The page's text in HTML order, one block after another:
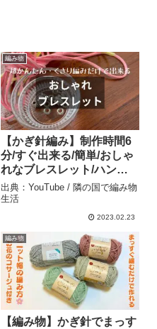
編み物
【かぎ針編み】制作時間6
分/すぐ出来る/簡単/おしゃ
れなブレスレット/ハンド
メイド – 隣の国で編み物生
活
出典：YouTube / 隣の国で編み物
生活
2023.02.23
編み物
【編み物】かぎ針でまっす